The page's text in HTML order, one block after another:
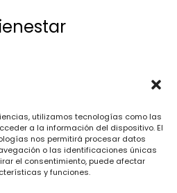
utilizamos tecnologías como las
a la información del dispositivo. El
nos permitirá procesar datos
o las identificaciones únicas
el consentimiento, puede afectar
y funciones.
mandíbula condicione tu
puede prevenir
apretando los
Ven a vernos a Cámara